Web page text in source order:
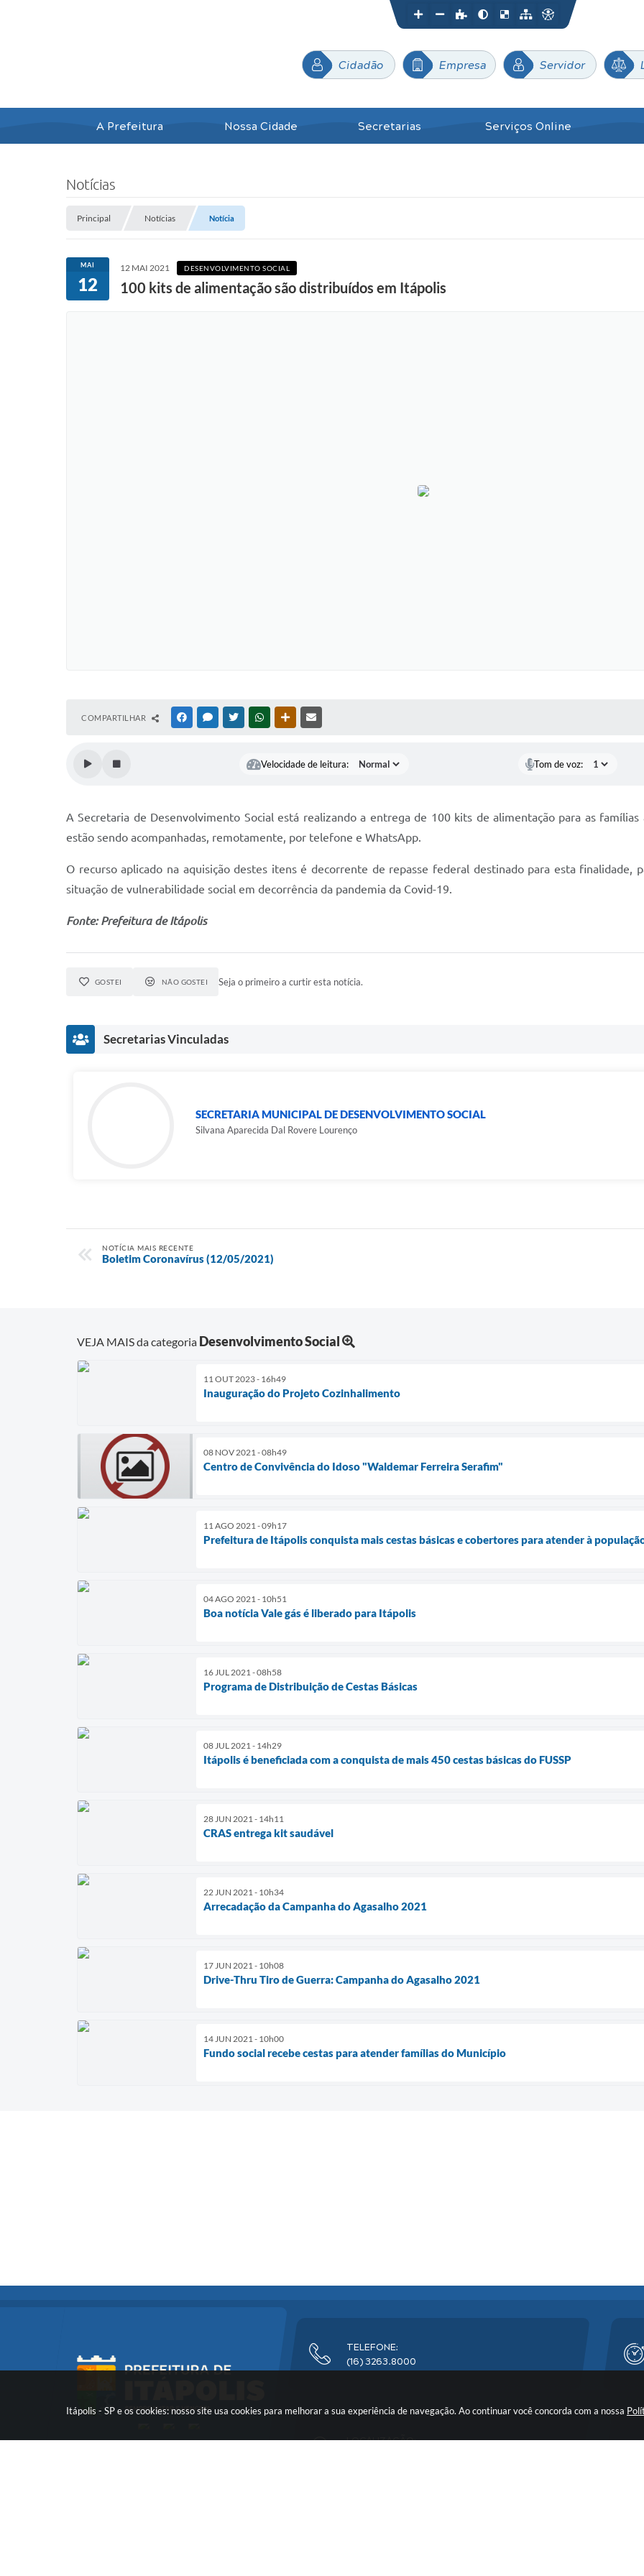
Itápolis - SP e os cookies: nosso site usa cookies para melhorar a sua experiência de navegação. Ao continuar você concorda com a nossa
Cidadão Empresa Servidor
A Prefeitura Nossa Cidade Secretarias Serviços Online
Notícias
Principal Notícias Notícia
MAI
12
12 MAI 2021 DESENVOLVIMENTO SOCIAL
100 kits de alimentação são distribuídos em Itápolis
COMPARTILHAR FACEBOOKMESSENGER
TWITTERWHATSAPPOUTRAS MÍDIAS
Velocidade de leitura: Tom de voz:
A Secretaria de Desenvolvimento Social está realizando a entrega de 100 kits de alimentação para as
estão sendo acompanhadas, remotamente, por telefone e WhatsApp.
O recurso aplicado na aquisição destes itens é decorrente de repasse federal destinado para esta finalidade,
situação de vulnerabilidade social em decorrência da pandemia da Covid-19.
Fonte: Prefeitura de Itápolis
GOSTEI NÃO GOSTEI Seja o primeiro a curtir esta notícia.
Secretarias Vinculadas
SECRETARIA MUNICIPAL DE DESENVOLVIMENTO SOCIAL
Silvana Aparecida Dal Rovere Lourenço
NOTÍCIA MAIS RECENTE
Boletim Coronavírus (12/05/2021)
VEJA MAIS da categoria Desenvolvimento Social
11 OUT 2023 - 16h49
Inauguração do Projeto Cozinhalimento
08 NOV 2021 - 08h49
Centro de Convivência do Idoso "Waldemar Ferreira Serafim"
11 AGO 2021 - 09h17
Prefeitura de Itápolis conquista mais cestas básicas e cobertores para atender à
04 AGO 2021 - 10h51
Boa notícia Vale gás é liberado para Itápolis
16 JUL 2021 - 08h58
Programa de Distribuição de Cestas Básicas
08 JUL 2021 - 14h29
Itápolis é beneficiada com a conquista de mais 450 cestas básicas do FUSSP
28 JUN 2021 - 14h11
CRAS entrega kit saudável
22 JUN 2021 - 10h34
Arrecadação da Campanha do Agasalho 2021
17 JUN 2021 - 10h08
Drive-Thru Tiro de Guerra: Campanha do Agasalho 2021
14 JUN 2021 - 10h00
Fundo social recebe cestas para atender famílias do Município
TELEFONE:
(16) 3263.8000
LOCALIZAÇÃO: